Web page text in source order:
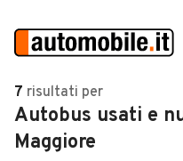
Auto
Auto usate
VENDI
MAGAZINE
7 risultati per
Autobus usati e
Maggiore